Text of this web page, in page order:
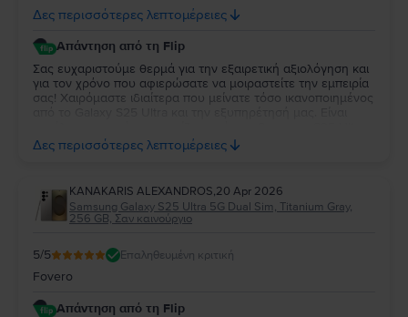
ανεπιφύλακτα να δοκιμάσετε το συγκεκριμένο κατάστημα.
Αν κάτι δεν σας ταιριάζει μπορείτε να επιστρέψετε τη
συσκευή εντός 30 ημερών. Έχω 2 χρόνια εγγύηση από το
flip.gr και επίσης η συσκευή είναι ακόμη εντός της εγγύησης
της samsung. Ένα μεγάλο ευχαριστώ σε όλη την ομάδα του
flip.gr. Η συνολική μου εμπειρία είναι 10+!!
Δες περισσότερες λεπτομέρειες
Απάντηση από τη Flip
Σας ευχαριστούμε θερμά για την εξαιρετική αξιολόγηση και
για τον χρόνο που αφιερώσατε να μοιραστείτε την εμπειρία
σας! Χαιρόμαστε ιδιαίτερα που μείνατε τόσο ικανοποιημένος
ανταποκρίθηκε πλήρως στις προσδοκίες σας και ότι η
συνολική εμπειρία σας με τη Flip ήταν τόσο θετική. Σας
το χαρείτε και θα είμαστε πάντα στη διάθεσή σας για
οτιδήποτε χρειαστείτε στο μέλλον.
Δες περισσότερες λεπτομέρειες
KANAKARIS ALEXANDROS,20 Apr 2026
Samsung Galaxy S25 Ultra 5G Dual Sim, Titanium Gray,
256 GB, Σαν καινούργιο
5/5 Επαληθευμένη κριτική
Fovero
Απάντηση από τη Flip